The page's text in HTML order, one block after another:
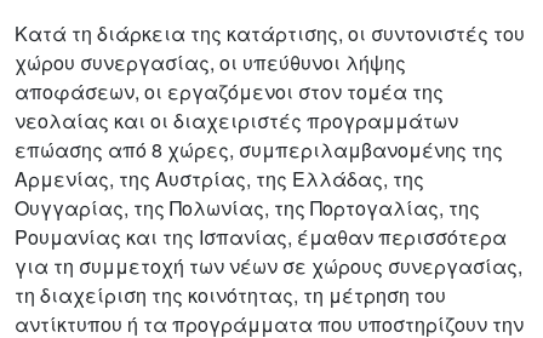
Κατά τη διάρκεια της κατάρτισης, οι συντονιστές του
χώρου συνεργασίας, οι υπεύθυνοι λήψης
αποφάσεων, οι εργαζόμενοι στον τομέα της
νεολαίας και οι διαχειριστές προγραμμάτων
επώασης από 8 χώρες, συμπεριλαμβανομένης της
Αρμενίας, της Αυστρίας, της Ελλάδας, της
Ουγγαρίας, της Πολωνίας, της Πορτογαλίας, της
Ρουμανίας και της Ισπανίας, έμαθαν περισσότερα
για τη συμμετοχή των νέων σε χώρους συνεργασίας,
τη διαχείριση της κοινότητας, τη μέτρηση του
αντίκτυπου ή τα προγράμματα που υποστηρίζουν την